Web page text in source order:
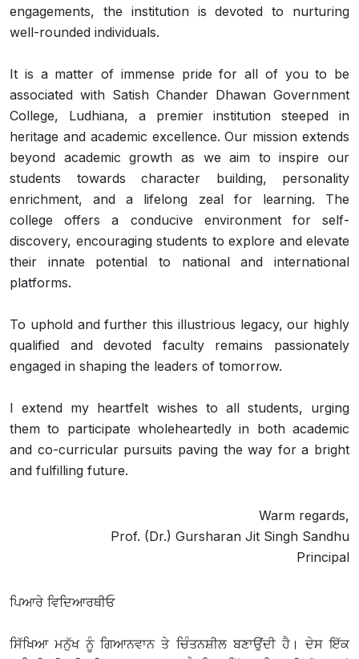
engagements, the institution is devoted to nurturing
well-rounded individuals.
It is a matter of immense pride for all of you to be
associated with Satish Chander Dhawan Government
College, Ludhiana, a premier institution steeped in
heritage and academic excellence. Our mission extends
beyond academic growth as we aim to inspire our
students towards character building, personality
enrichment, and a lifelong zeal for learning. The
college offers a conducive environment for self-
discovery, encouraging students to explore and elevate
their innate potential to national and international
platforms.
To uphold and further this illustrious legacy, our highly
qualified and devoted faculty remains passionately
engaged in shaping the leaders of tomorrow.
I extend my heartfelt wishes to all students, urging
them to participate wholeheartedly in both academic
and co-curricular pursuits paving the way for a bright
and fulfilling future.
Warm regards,
Prof. (Dr.) Gursharan Jit Singh Sandhu
Principal
ਪਿਆਰੇ ਵਿਦਿਆਰਥੀਓ
ਸਿੱਖਿਆ ਮਨੁੱਖ ਨੂੰ ਗਿਆਨਵਾਨ ਤੇ ਚਿੰਤਨਸ਼ੀਲ ਬਣਾਉਂਦੀ ਹੈ। ਦੇਸ ਇੱਕ